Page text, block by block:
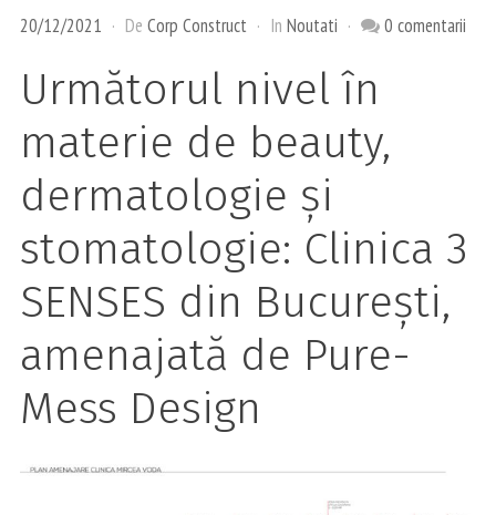
20/12/2021 De Corp Construct In Noutati 0 comentarii
Următorul nivel în
materie de beauty,
dermatologie și
stomatologie: Clinica 3
SENSES din București,
amenajată de Pure-
Mess Design